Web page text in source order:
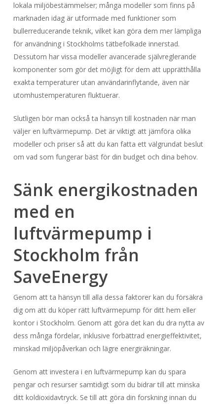
lokala miljöbestämmelser; många modeller som finns på
marknaden idag är utformade med funktioner som
bullerreducerande teknik, vilket kan göra dem mer lämpliga
för användning i Stockholms tätbefolkade innerstad.
Dessutom har vissa modeller avancerade självreglerande
komponenter som gör det möjligt för dem att upprätthålla
exakta temperaturer utan användarinflytande, även när
utomhustemperaturen fluktuerar.
Slutligen bör man också ta hänsyn till kostnaden när man
väljer en luftvärmepump. Det är viktigt att jämföra olika
modeller och priser så att du kan fatta ett välgrundat beslut
om vad som fungerar bäst för din budget och dina behov.
Sänk energikostnaden
med en
luftvärmepump i
Stockholm från
SaveEnergy
Genom att ta hänsyn till alla dessa faktorer kan du försäkra
dig om att du köper rätt luftvärmepump för ditt hem eller
kontor i Stockholm. Genom att göra det kan du dra nytta av
dess många fördelar, inklusive förbättrad energieffektivitet,
minskad miljöpåverkan och lägre energiräkningar.
Genom att investera i en luftvärmepump kan du spara
pengar och resurser samtidigt som du bidrar till att minska
ditt koldioxidavtryck. Se till att göra din forskning innan du